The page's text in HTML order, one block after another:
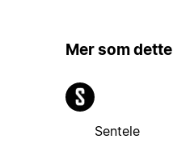
Mer som dette
Sentele